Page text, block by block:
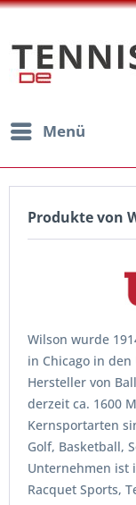
Menü
Produkte von
Wilson wurde
in Chicago in
Hersteller von
derzeit ca. 1600
Kernsportarten
Golf, Basketball,
Unternehmen ist
Racquet Sports,